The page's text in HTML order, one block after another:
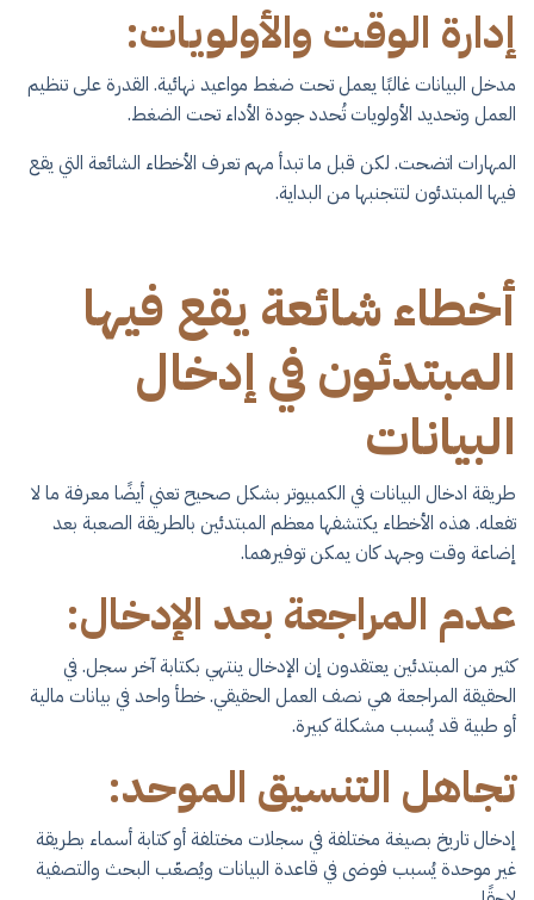
إدارة الوقت والأولويات:
مدخل البيانات غالبًا يعمل تحت ضغط مواعيد نهائية. القدرة على تنظيم
العمل وتحديد الأولويات تُحدد جودة الأداء تحت الضغط.
المهارات اتضحت. لكن قبل ما تبدأ مهم تعرف الأخطاء الشائعة التي يقع
فيها المبتدئون لتتجنبها من البداية.
أخطاء شائعة يقع فيها
المبتدئون في إدخال
البيانات
​طريقة ادخال البيانات في الكمبيوتر​ بشكل صحيح تعني أيضًا معرفة ما لا
تفعله. هذه الأخطاء يكتشفها معظم المبتدئين بالطريقة الصعبة بعد
إضاعة وقت وجهد كان يمكن توفيرهما.
عدم المراجعة بعد الإدخال:
كثير من المبتدئين يعتقدون إن الإدخال ينتهي بكتابة آخر سجل. في
الحقيقة المراجعة هي نصف العمل الحقيقي. خطأ واحد في بيانات مالية
أو طبية قد يُسبب مشكلة كبيرة.
تجاهل التنسيق الموحد:
إدخال تاريخ بصيغة مختلفة في سجلات مختلفة أو كتابة أسماء بطريقة
غير موحدة يُسبب فوضى في قاعدة البيانات ويُصعّب البحث والتصفية